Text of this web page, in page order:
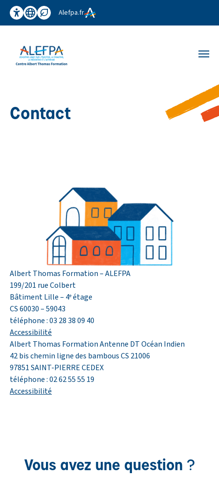
Aller au contenu principal
Accessibilité
Traduction
Affichage éco
Alefpa.fr
Contact
Albert Thomas Formation – ALEFPA
199/201 rue Colbert
Bâtiment Lille – 4e étage
CS 60030 – 59043
téléphone : 03 28 38 09 40
Accessibilité
Albert Thomas Formation Antenne DT Océan Indien
42 bis chemin ligne des bambous CS 21006
97851 SAINT-PIERRE CEDEX
téléphone : 02 62 55 55 19
Accessibilité
Vous avez une question ?
Panneau de gestion des cookies